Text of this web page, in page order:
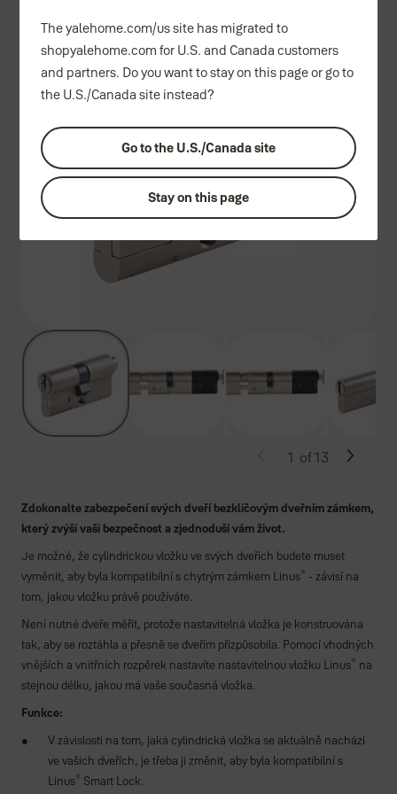
Zdokonalte zabezpečení svých dveří bezklíčovým dveřním zámkem,
který zvýší vaši bezpečnost a zjednoduší vám život.
Je možné, že cylindrickou vložku ve svých dveřích budete muset
vyměnit, aby byla kompatibilní s chytrým zámkem Linus® - závisí na
tom, jakou vložku právě používáte.
Není nutné dveře měřit, protože nastavitelná vložka je konstruována
tak, aby se roztáhla a přesně se dveřím přizpůsobila. Pomocí vhodných
vnějších a vnitřních rozpěrek nastavíte nastavitelnou vložku Linus® na
stejnou délku, jakou má vaše současná vložka.
Funkce:
V závislosti na tom, jaká cylindrická vložka se aktuálně nachází
ve vašich dveřích, je třeba ji změnit, aby byla kompatibilní s
Linus® Smart Lock.
1 of13
The yalehome.com/us site has migrated to
shopyalehome.com for U.S. and Canada customers
and partners. Do you want to stay on this page or go to
the U.S./Canada site instead?
Go to the U.S./Canada site
Stay on this page